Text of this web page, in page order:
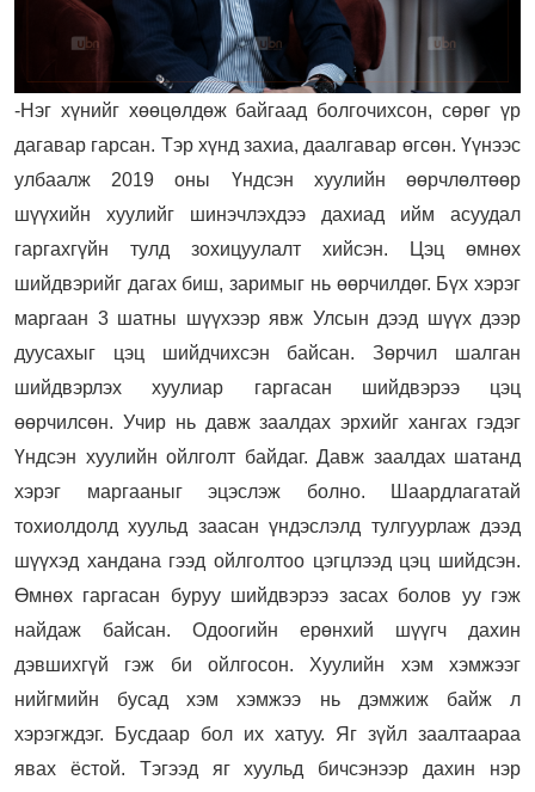
-Нэг хүнийг хөөцөлдөж байгаад болгочихсон, сөрөг үр
дагавар гарсан. Тэр хүнд захиа, даалгавар өгсөн. Үүнээс
улбаалж 2019 оны Үндсэн хуулийн өөрчлөлтөөр
шүүхийн хуулийг шинэчлэхдээ дахиад ийм асуудал
гаргахгүйн тулд зохицуулалт хийсэн. Цэц өмнөх
шийдвэрийг дагах биш, заримыг нь өөрчилдөг. Бүх хэрэг
маргаан 3 шатны шүүхээр явж Улсын дээд шүүх дээр
дуусахыг цэц шийдчихсэн байсан. Зөрчил шалган
шийдвэрлэх хуулиар гаргасан шийдвэрээ цэц
өөрчилсөн. Учир нь давж заалдах эрхийг хангах гэдэг
Үндсэн хуулийн ойлголт байдаг. Давж заалдах шатанд
хэрэг маргааныг эцэслэж болно. Шаардлагатай
тохиолдолд хуульд заасан үндэслэлд тулгуурлаж дээд
шүүхэд хандана гээд ойлголтоо цэгцлээд цэц шийдсэн.
Өмнөх гаргасан буруу шийдвэрээ засах болов уу гэж
найдаж байсан. Одоогийн ерөнхий шүүгч дахин
дэвшихгүй гэж би ойлгосон. Хуулийн хэм хэмжээг
нийгмийн бусад хэм хэмжээ нь дэмжиж байж л
хэрэгждэг. Бусдаар бол их хатуу. Яг зүйл заалтаараа
явах ёстой. Тэгээд яг хуульд бичсэнээр дахин нэр